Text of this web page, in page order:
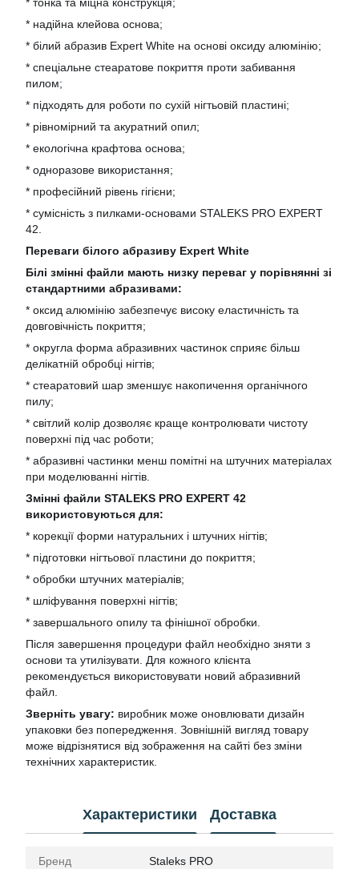
* надійна клейова основа;
* білий абразив Expert White на основі оксиду алюмінію;
* спеціальне стеаратове покриття проти забивання
пилом;
* підходять для роботи по сухій нігтьовій пластині;
* рівномірний та акуратний опил;
* екологічна крафтова основа;
* одноразове використання;
* професійний рівень гігієни;
* сумісність з пилками-основами STALEKS PRO EXPERT
42.
Переваги білого абразиву Expert White
Білі змінні файли мають низку переваг у порівнянні зі
стандартними абразивами:
* оксид алюмінію забезпечує високу еластичність та
довговічність покриття;
* округла форма абразивних частинок сприяє більш
делікатній обробці нігтів;
* стеаратовий шар зменшує накопичення органічного
пилу;
* світлий колір дозволяє краще контролювати чистоту
поверхні під час роботи;
* абразивні частинки менш помітні на штучних матеріалах
при моделюванні нігтів.
Змінні файли STALEKS PRO EXPERT 42
використовуються для:
* корекції форми натуральних і штучних нігтів;
* підготовки нігтьової пластини до покриття;
* обробки штучних матеріалів;
* шліфування поверхні нігтів;
* завершального опилу та фінішної обробки.
Після завершення процедури файл необхідно зняти з
основи та утилізувати. Для кожного клієнта
рекомендується використовувати новий абразивний
файл.
Зверніть увагу: виробник може оновлювати дизайн
упаковки без попередження. Зовнішній вигляд товару
може відрізнятися від зображення на сайті без зміни
технічних характеристик.
Характеристики Доставка
Бренд Staleks PRO